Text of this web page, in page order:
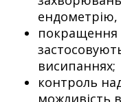
ендометрію,
покращення
висипаннях;
контроль
можливість